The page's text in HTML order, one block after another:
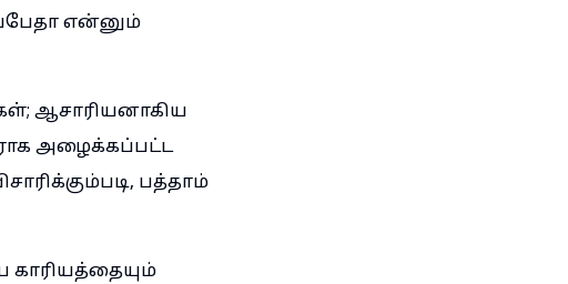
என்னும்
ஆசாரியனாகிய
அழைக்கப்பட்ட
பத்தாம்